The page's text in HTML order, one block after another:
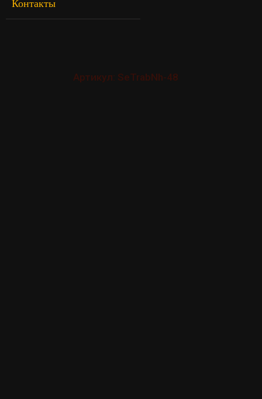
Контакты
Артикул: SeTrabNh-48